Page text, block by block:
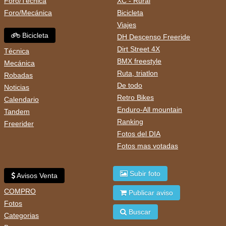
Foro/Mecánica
Bicicleta
Técnica
Mecánica
Robadas
Noticias
Calendario
Tandem
Freerider
Bicicleta
Viajes
DH Descenso Freeride
Dirt Street 4X
BMX freestyle
Ruta, triatlon
De todo
Retro Bikes
Enduro-All mountain
Ranking
Fotos del DIA
Fotos mas votadas
Avisos Venta
COMPRO
Fotos
Categorias
Subir foto
Publicar aviso
Buscar